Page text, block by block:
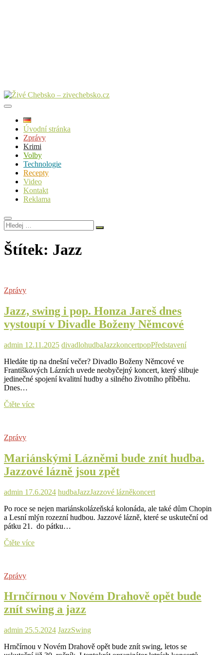
Úvodní stránka
Zprávy
Krimi
Volby
Technologie
Recepty
Video
Kontakt
Reklama
Hledej
…
Štítek: Jazz
Zprávy
Jazz, swing i pop. Honza Jareš dnes
vystoupí v Divadle Boženy Němcové
admin 12.11.2025 divadlohudbaJazzkoncertpopPředstavení
Hledáte tip na dnešní večer? Divadlo Boženy Němcové ve
Františkových Lázních uvede neobyčejný koncert, který slibuje
jedinečné spojení kvalitní hudby a silného životního příběhu.
Dnes…
Čtěte víceJazz,
dnes
vystoupí
v
Boženy
Zprávy
Mariánskými Lázněmi bude znít hudba.
Jazzové lázně jsou zpět
admin 17.6.2024 hudbaJazzJazzové lázněkoncert
Po roce se nejen mariánskolázeňská kolonáda, ale také dům Chopin
a Lesní mlýn rozezní hudbou. Jazzové lázně, které se uskuteční od
pátku 21. do pátku…
Čtěte víceMariánskými
lázně
jsou
zpět
Zprávy
Hrnčírnou v Novém Drahově opět bude
znít swing a jazz
admin 25.5.2024 JazzSwing
Hrnčírnou v Novém Drahově opět bude znít swing, letos se